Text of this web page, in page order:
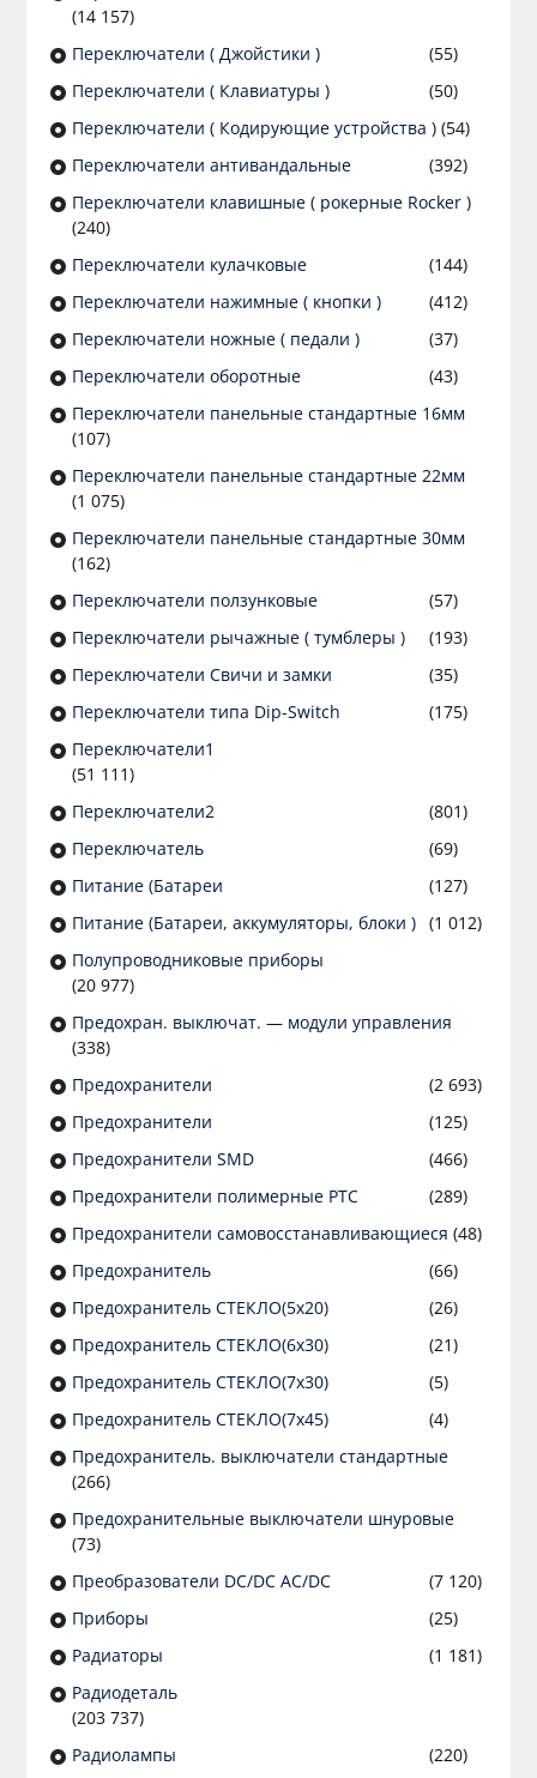
(14 157)
Переключатели ( Джойстики )
(55)
Переключатели ( Клавиатуры )
(50)
Переключатели ( Кодирующие устройства )(54)
Переключатели антивандальные
(392)
Переключатели клавишные ( рокерные Rocker )
(240)
Переключатели кулачковые
(144)
Переключатели нажимные ( кнопки )
(412)
Переключатели ножные ( педали )
(37)
Переключатели оборотные
(43)
Переключатели панельные стандартные 16мм
(107)
Переключатели панельные стандартные 22мм
(1 075)
Переключатели панельные стандартные 30мм
(162)
Переключатели ползунковые
(57)
Переключатели рычажные ( тумблеры )
(193)
Переключатели Свичи и замки
(35)
Переключатели типа Dip-Switch
(175)
Переключатели1
(51 111)
Переключатели2
(801)
Переключатель
(69)
Питание (Батареи
(127)
Питание (Батареи, аккумуляторы, блоки ) (1 012)
Полупроводниковые приборы
(20 977)
Предохран. выключат. — модули управления
(338)
Предохранители
(2 693)
Предохранители
(125)
Предохранители SMD
(466)
Предохранители полимерные PTC
(289)
Предохранители самовосстанавливающиеся (48)
Предохранитель
(66)
Предохранитель СТЕКЛО(5х20)
(26)
Предохранитель СТЕКЛО(6х30)
(21)
Предохранитель СТЕКЛО(7х30)
(5)
Предохранитель СТЕКЛО(7х45)
(4)
Предохранитель. выключатели стандартные
(266)
Предохранительные выключатели шнуровые
(73)
Преобразователи DC/DC AC/DC
(7 120)
Приборы
(25)
Радиаторы
(1 181)
Радиодеталь
(203 737)
Радиолампы
(220)